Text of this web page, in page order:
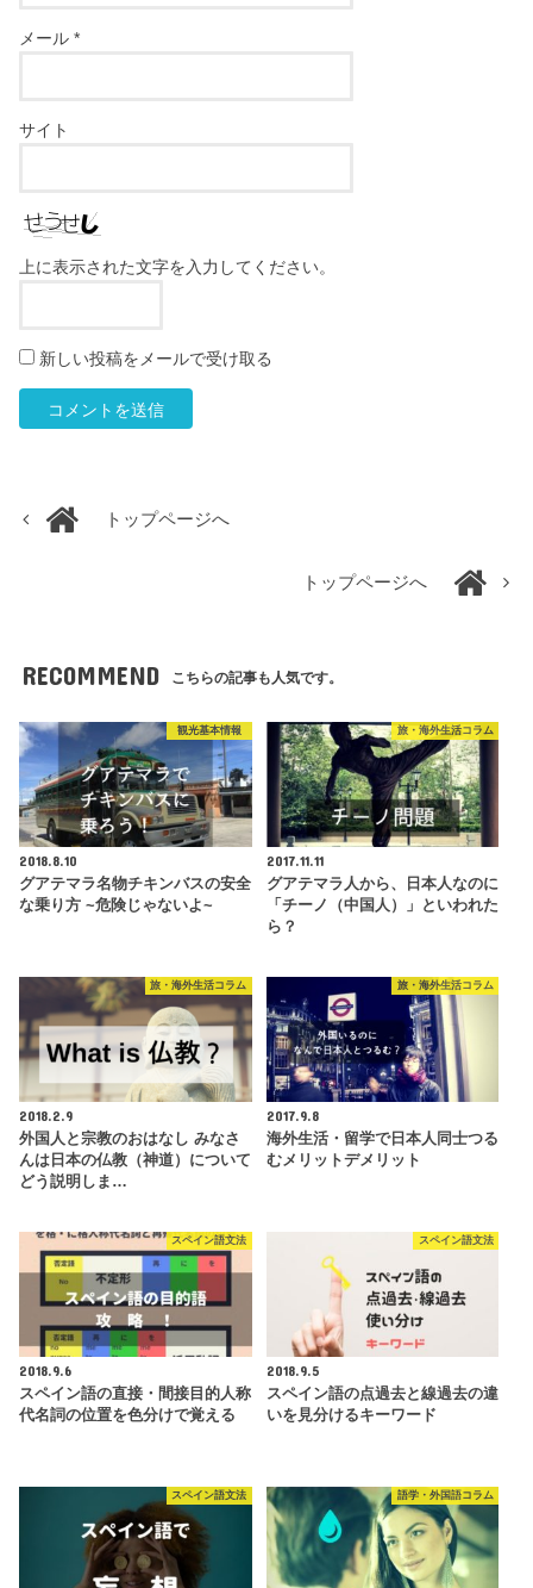
メール*
サイト
上に表示された文字を入力してください。
新しい投稿をメールで受け取る
トップページへ
トップページへ
RECOMMEND こちらの記事も人気です。
観光基本情報
2018.8.10
グアテマラ名物チキンバスの安全
な乗り方 ~危険じゃないよ~
旅・海外生活コラム
2017.11.11
グアテマラ人から、日本人なのに
「チーノ（中国人）」といわれた
ら？
旅・海外生活コラム
2018.2.9
外国人と宗教のおはなし みなさ
んは日本の仏教（神道）について
どう説明しま…
旅・海外生活コラム
2017.9.8
海外生活・留学で日本人同士つる
むメリットデメリット
スペイン語文法
2018.9.6
スペイン語の直接・間接目的人称
代名詞の位置を色分けで覚える
スペイン語文法
2018.9.5
スペイン語の点過去と線過去の違
いを見分けるキーワード
スペイン語文法 語学・外国語コラム